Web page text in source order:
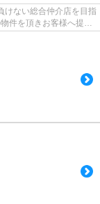
けない総合仲介店を目指
件を頂きお客様へ提供